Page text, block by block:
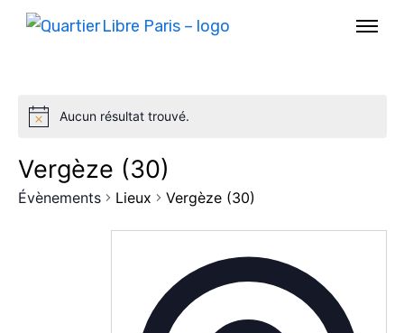
Aucun résultat trouvé.
Vergèze (30)
Évènements Lieux Vergèze (30)